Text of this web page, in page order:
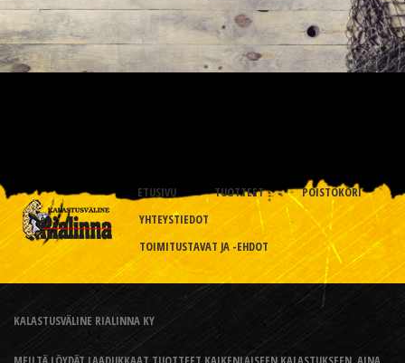
ETUSIVU TUOTTEET
POISTOKORI
YHTEYSTIEDOT
TOIMITUSTAVAT JA -EHDOT
KALASTUSVÄLINE RIALINNA KY